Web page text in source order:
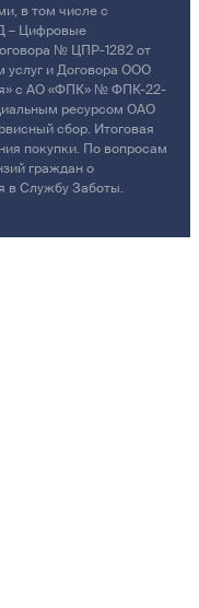
в том числе с
– Цифровые
№ ЦПР-1282 от
услуг и Договора ООО
с АО «ФПК» № ФПК-22-
ресурсом ОАО
сбор. Итоговая
покупки. По вопросам
граждан о
в Службу Заботы.